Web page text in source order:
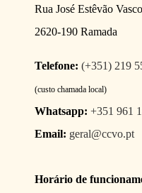
Rua José Estêvão
2620-190 Ramada
Telefone: (+351) 219
(custo chamada local)
Whatsapp: +351 961
Email: geral@ccvo.pt
Horário de